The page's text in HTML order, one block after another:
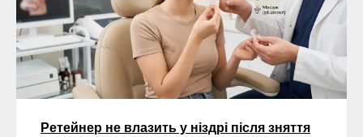
Ретейнер не влазить у ніздрі після зняття